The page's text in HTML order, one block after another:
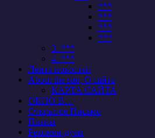
***
***
***
***
3. ***
4. ***
Лента новостей
About the site, О сайте
КАРТА САЙТА
ОКНО В…
Открытое Письмо
Планы
Рекомен-дуем